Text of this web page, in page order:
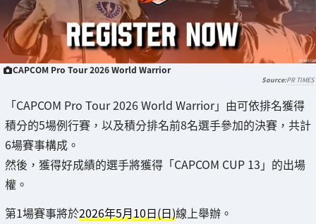
CAPCOM Pro Tour 2026 World Warrior
PR TIMES
「CAPCOM Pro Tour 2026 World Warrior」由可依排名獲得
積分的5場例行賽，以及積分排名前8名選手參加的決賽，共計
6場賽事構成。
然後，獲得好成績的選手將獲得「CAPCOM CUP 13」的出場
權。
第1場賽事將於2026年5月10日(日)線上舉辦。